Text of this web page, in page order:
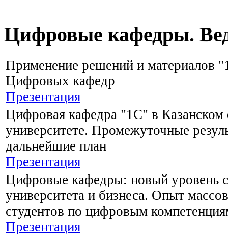
Цифровые кафедры.
Применение решений и материалов
Цифровых кафедр
Презентация
Цифровая кафедра "1С" в Казанском
университете. Промежуточные
дальнейшие план
Презентация
Цифровые кафедры: новый уровень
университета и бизнеса. Опыт
студентов по цифровым
Презентация